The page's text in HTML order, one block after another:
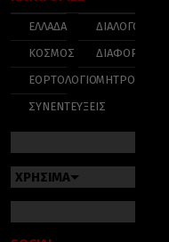
ΕΛΛΑΔΑ
ΚΟΣΜΟΣ
ΕΟΡΤΟΛΟΓΙΟ
ΣΥΝΕΝΤΕΥΞΕΙΣ
ΔΙΑΛΟΓΟΣ
ΔΙΑΦΟΡΑ
ΜΗΤΡΟΠΟΛΕΙΣ
ΧΡΗΣΙΜΑ